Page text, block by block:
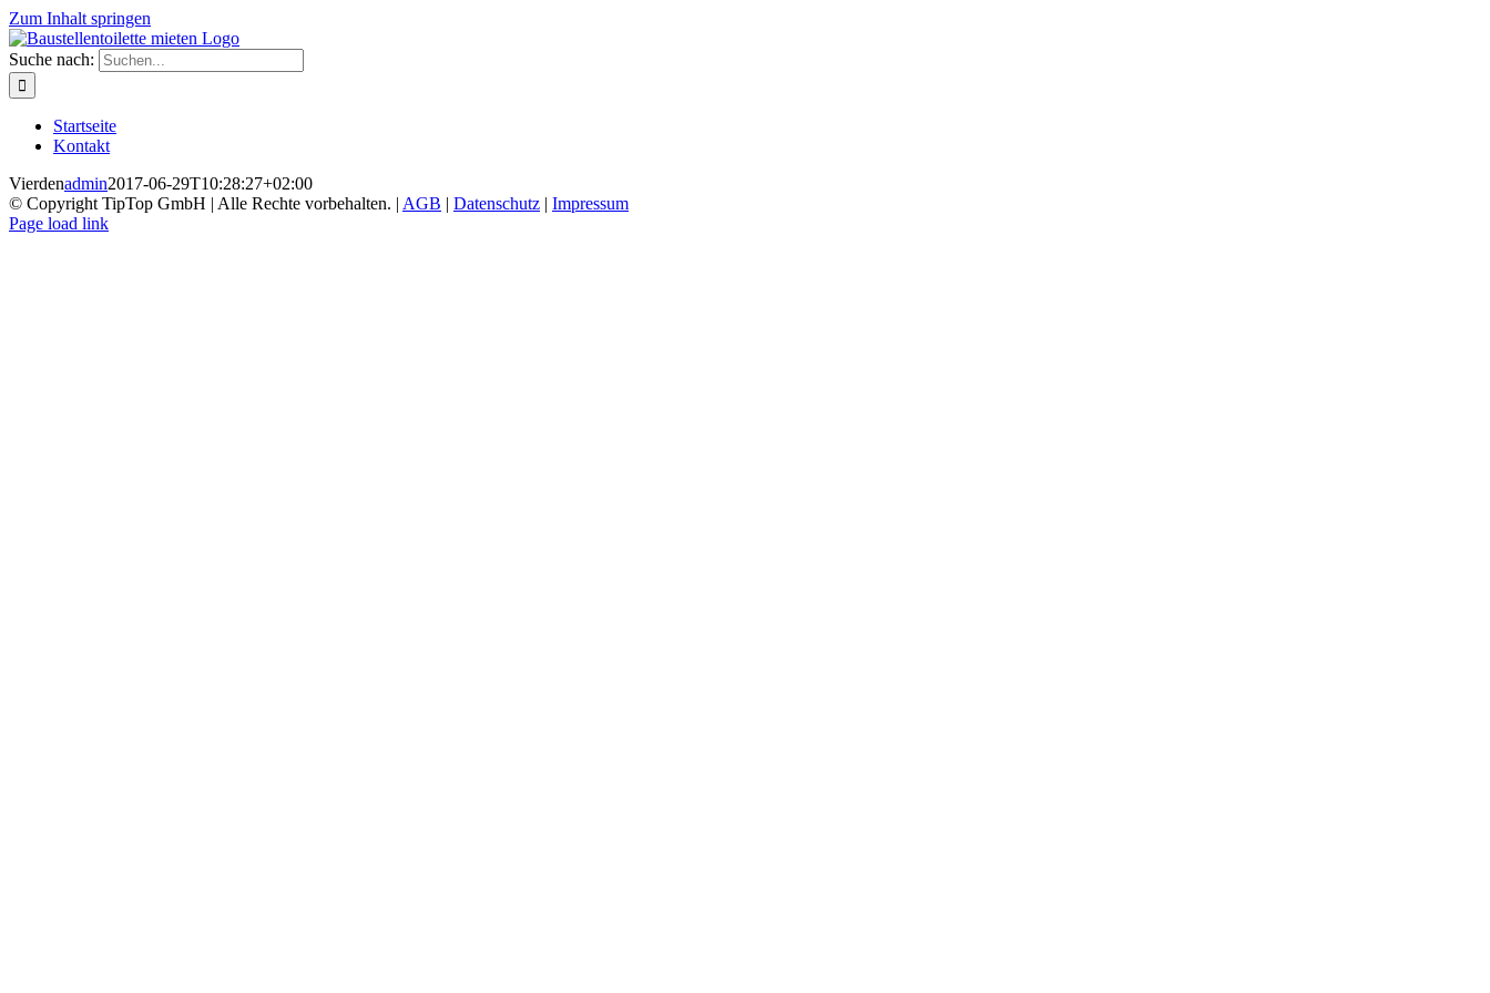
Zum Inhalt springen
Suche nach:
Startseite
Kontakt
Vierdenadmin2017-06-29T10:28:27+02:00
© Copyright TipTop GmbH | Alle Rechte vorbehalten. | AGB | Datenschutz | Impressum
Page load link